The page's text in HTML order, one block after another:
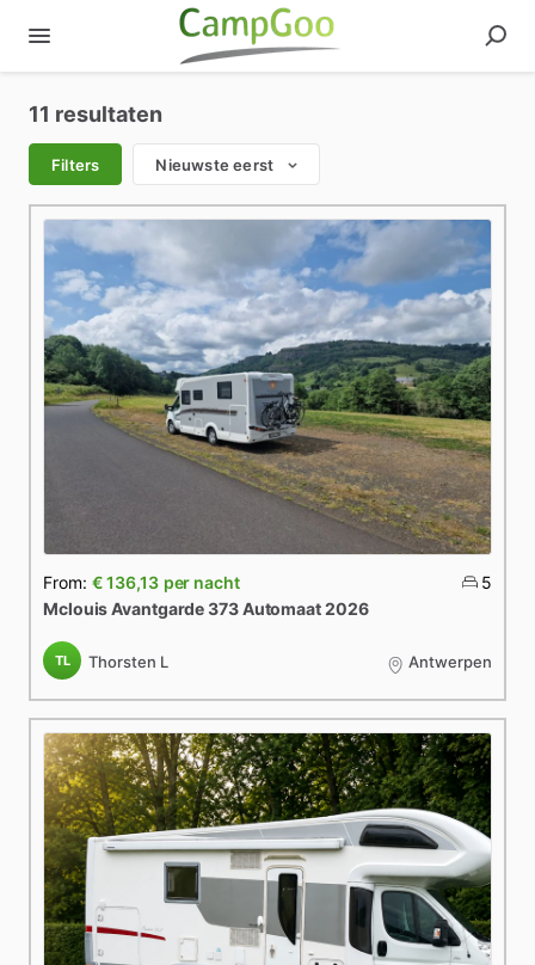
11 resultaten
Filters Nieuwste eerst
From: € 136,13 per nacht
5
MclouisAvantgarde373Automaat2026
TL Thorsten L Antwerpen